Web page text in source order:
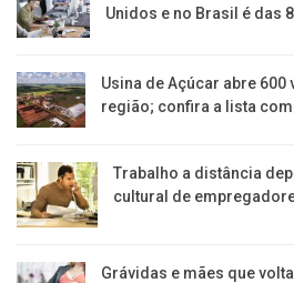
Unidos e no Brasil é das
Usina de Açúcar abre 600
região; confira a lista
Trabalho a distância
cultural de
Grávidas e mães que